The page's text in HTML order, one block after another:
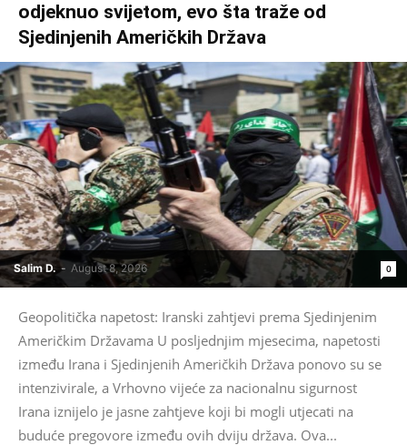
odjeknuo svijetom, evo šta traže od
Sjedinjenih Američkih Država
Salim D. - August 8, 2026 0
Geopolitička napetost: Iranski zahtjevi prema Sjedinjenim
Američkim Državama U posljednjim mjesecima, napetosti
između Irana i Sjedinjenih Američkih Država ponovo su se
intenzivirale, a Vrhovno vijeće za nacionalnu sigurnost
Irana iznijelo je jasne zahtjeve koji bi mogli utjecati na
buduće pregovore između ovih dviju država. Ova...